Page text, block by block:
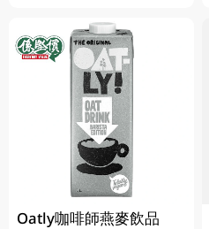
Oatly咖啡師燕麥飲品